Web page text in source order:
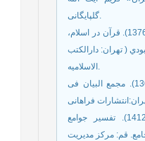
گلپایگانی.
طباطبايي،سید محمد حسین(1376). قرآن در اسلام،
( تهران: دارالکتب
الاسلاميه.
طبرسی، فضل بن حسن.(1360). مجمع البیان فی
طبرسی، فضل بن حسن،(1412). تفسیر جوامع